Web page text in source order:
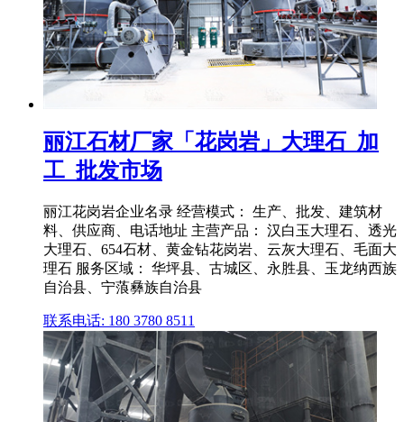
丽江石材厂家「花岗岩」大理石_加
工_批发市场
丽江花岗岩企业名录 经营模式： 生产、批发、建筑材
料、供应商、电话地址 主营产品： 汉白玉大理石、透光
大理石、654石材、黄金钻花岗岩、云灰大理石、毛面大
理石 服务区域： 华坪县、古城区、永胜县、玉龙纳西族
自治县、宁蒗彝族自治县
联系电话: 180 3780 8511